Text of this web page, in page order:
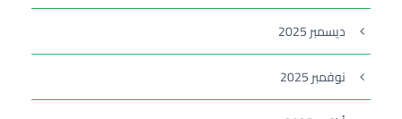
ديسمبر 2025
نوفمبر 2025